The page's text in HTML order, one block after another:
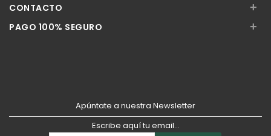
CONTACTO +
PAGO 100% SEGURO +
Apúntate a nuestra Newsletter
Escribe aquí tu email...